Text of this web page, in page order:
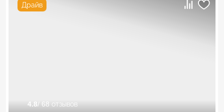
Драйв
4.8/ 68 отзывов